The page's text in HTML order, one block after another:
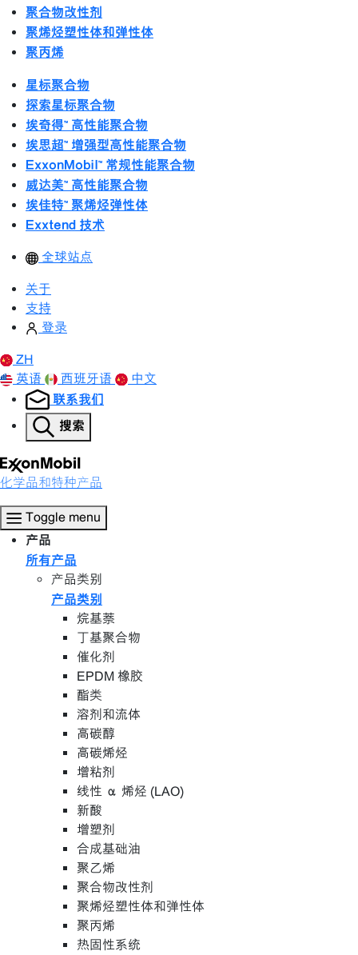
聚合物改性剂
聚烯烃塑性体和弹性体
聚丙烯
星标聚合物
探索星标聚合物
埃奇得™ 高性能聚合物
埃思超™ 增强型高性能聚合物
ExxonMobil™ 常规性能聚合物
威达美™ 高性能聚合物
埃佳特™ 聚烯烃弹性体
Exxtend 技术
全球站点
关于
支持
登录
ZH
英语
西班牙语 中文
联系我们
搜索
化学品和特种产品
Toggle menu
产品
所有产品
产品类别
产品类别
烷基萘
丁基聚合物
催化剂
EPDM 橡胶
酯类
溶剂和流体
高碳醇
高碳烯烃
增粘剂
线性 α 烯烃 (LAO)
新酸
增塑剂
合成基础油
聚乙烯
聚合物改性剂
聚烯烃塑性体和弹性体
聚丙烯
热固性系统